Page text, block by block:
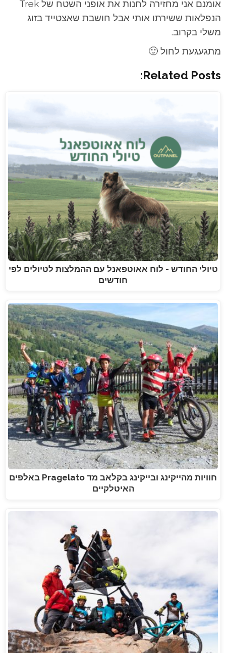
אומנם אני מחזירה לחנות את אופני השטח של Trek
הנפלאות ששירתו אותי אבל חושבת שאצטייד בזוג
משלי בקרוב.
מתגעגעת לחול 🙂
Related Posts:
טיולי החודש - לוח אאוטפאנל עם ההמלצות לטיולים לפי
חודשים
חוויות מהייקינג ובייקינג בקלאב מד Pragelato באלפים
האיטלקיים